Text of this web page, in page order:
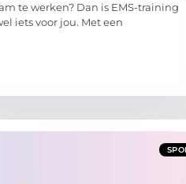
te werken? Dan is EMS-training
iets voor jou. Met een